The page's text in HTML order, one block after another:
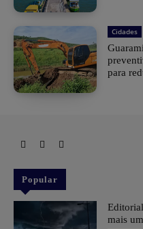
Cidades
para
Popular
mais